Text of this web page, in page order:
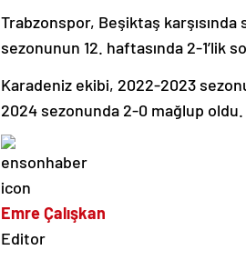
Trabzonspor, Beşiktaş
sezonunun 12. haftasında 2-1’lik
Karadeniz ekibi, 2022-2023
2024 sezonunda 2-0 mağlup oldu.
Emre Çalışkan
Editor